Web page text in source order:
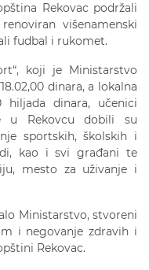
Rekovac podržali
višenamenski
fudbal i rukomet.
koji je Ministarstvo
dinara, a lokalna
hiljada dinara, učenici
u Rekovcu dobili su
sportskih, školskih i
kao i svi građani te
mesto za uživanje i
Ministarstvo, stvoreni
i negovanje zdravih i
Rekovac.